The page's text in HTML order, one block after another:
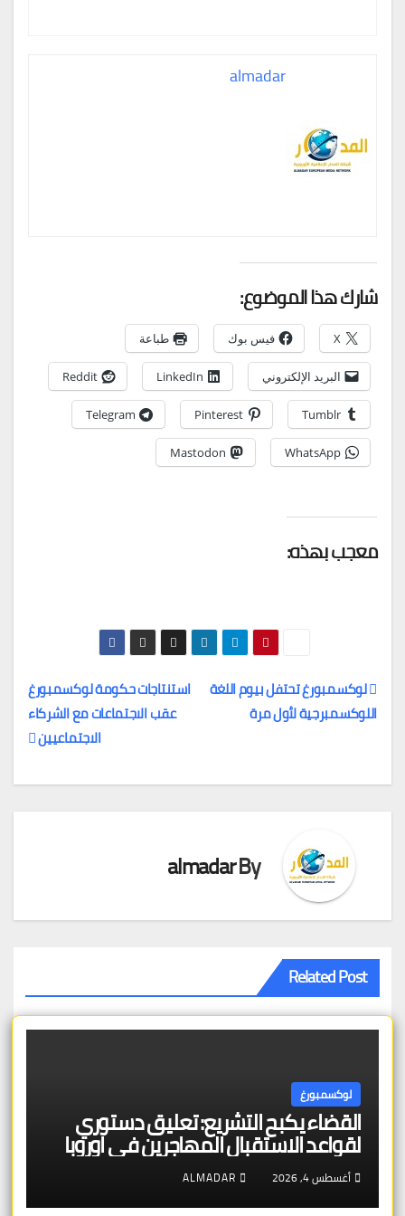
almadar
شارك هذا الموضوع:
X فيس بوك طباعة
البريد الإلكتروني LinkedIn
Reddit
Tumblr
Pinterest
Telegram
WhatsApp
Mastodon
معجب بهذه:
تصفّح
استنتاجات حكومة لوكسمبورغ
عقب الاجتماعات مع الشركاء
الاجتماعيين
لوكسمبورغ تحتفل بيوم اللغة
اللوكسمبرجية لأول مرة
By
almadar
Related Post
لوكسمبورغ
القضاء يكبح التشريع: تعليق دستوري
لقواعد الاستقبال المهاجرين في اوروبا
أغسطس 4, 2026 ALMADAR